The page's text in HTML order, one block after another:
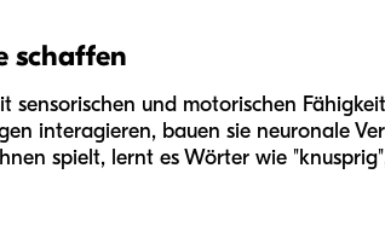
schaffen
und motorischen
interagieren, bauen sie neuronale
spielt, lernt es Wörter wie